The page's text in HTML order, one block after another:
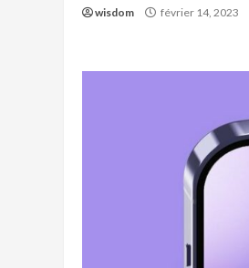
wisdom février 14, 2023